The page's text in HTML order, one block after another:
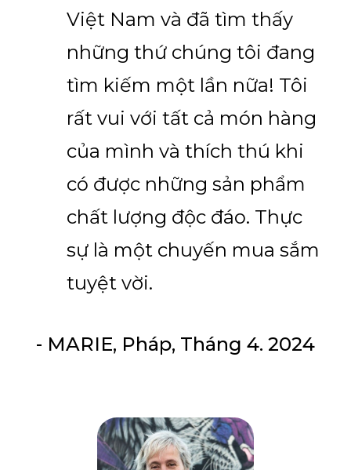
Việt Nam và đã tìm thấy
những thứ chúng tôi đang
tìm kiếm một lần nữa! Tôi
rất vui với tất cả món hàng
của mình và thích thú khi
có được những sản phẩm
chất lượng độc đáo. Thực
sự là một chuyến mua sắm
tuyệt vời.
- MARIE, Pháp, Tháng 4. 2024